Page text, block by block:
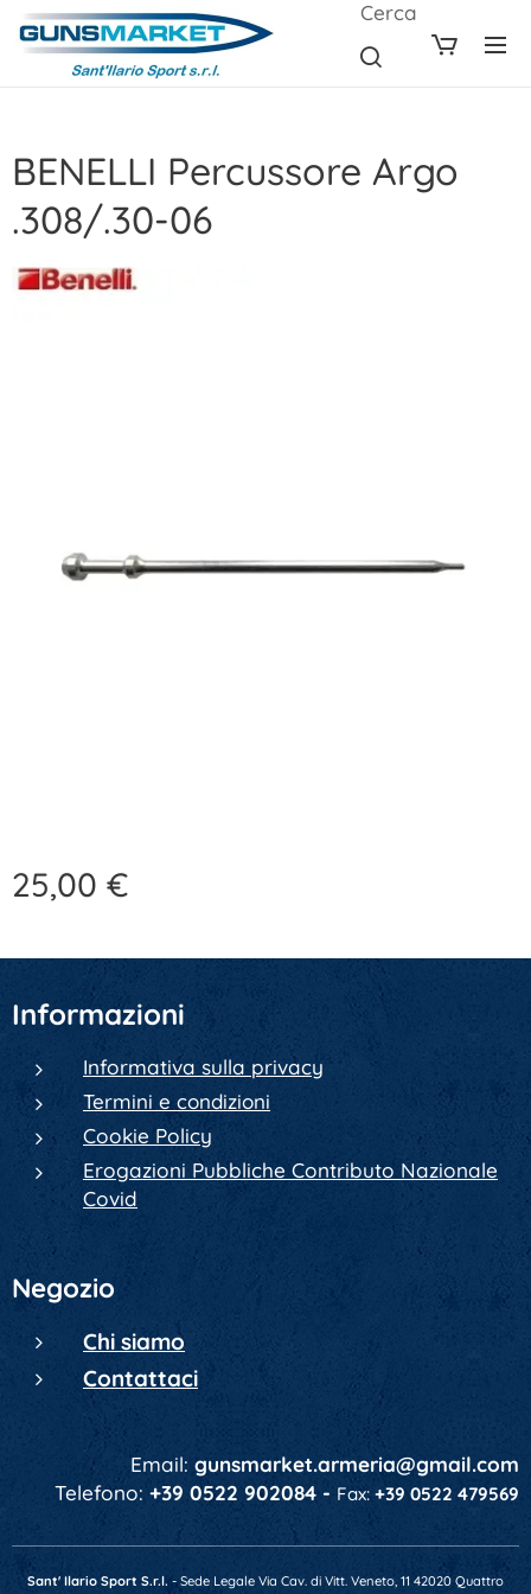
Cerca
BENELLI Percussore Argo
.308/.30-06
25,00 €
Informazioni
Informativa sulla privacy
Termini e condizioni
Cookie Policy
Erogazioni Pubbliche Contributo Nazionale
Covid
Negozio
Chi siamo
Contattaci
Email: gunsmarket.armeria@gmail.com
Telefono: +39 0522 902084 - Fax: +39 0522 479569
Sant' Ilario Sport S.r.l. - Sede Legale Via Cav. di Vitt. Veneto, 11 42020 Quattro